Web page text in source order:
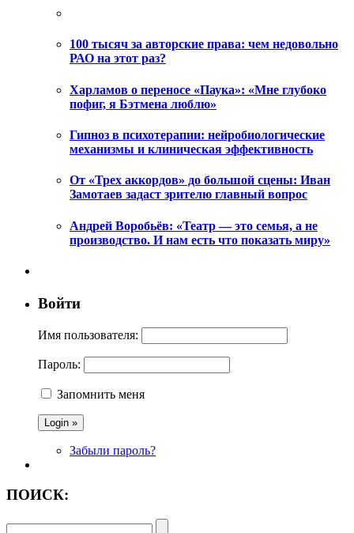
100 тысяч за авторские права: чем недовольно
РАО на этот раз?
Харламов о переносе «Паука»: «Мне глубоко
пофиг, я Бэтмена люблю»
Гипноз в психотерапии: нейробиологические
механизмы и клиническая эффективность
От «Трех аккордов» до большой сцены: Иван
Замотаев задаст зрителю главный вопрос
Андрей Воробьёв: «Театр — это семья, а не
производство. И нам есть что показать миру»
Войти
Имя пользователя:
Пароль:
Запомнить меня
Забыли пароль?
ПОИСК: